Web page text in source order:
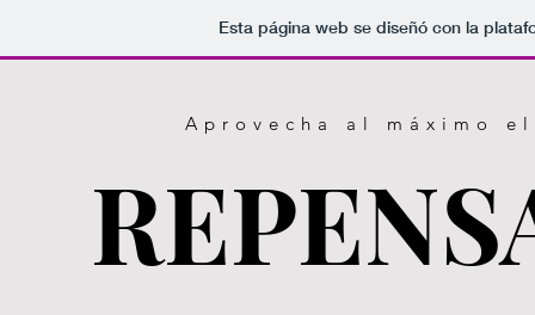
Esta página web se diseñó con la
​Aprovecha al máximo